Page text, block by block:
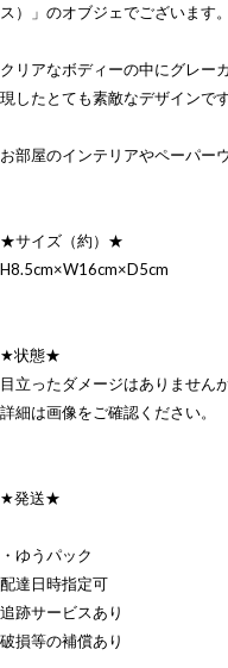
ス）」のオブジェでございます。
クリアなボディーの中にグレー
現したとても素敵なデザインです
お部屋のインテリアやペーパー
★サイズ（約）★
H8.5cm×W16cm×D5cm
★状態★
目立ったダメージはありません
詳細は画像をご確認ください。
★発送★
・ゆうパック
配達日時指定可
追跡サービスあり
破損等の補償あり